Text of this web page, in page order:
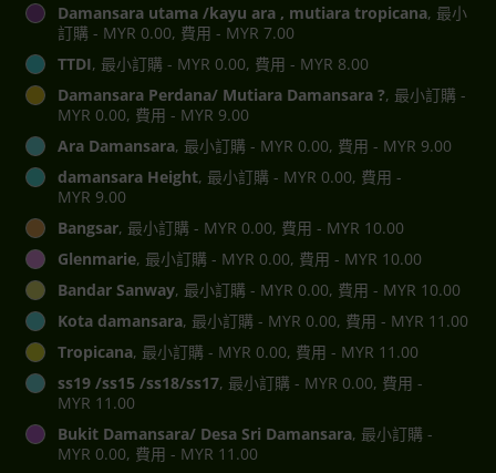
Damansara utama /kayu ara , mutiara tropicana, 最小
訂購 - MYR 0.00, 費用 - MYR 7.00
TTDI, 最小訂購 - MYR 0.00, 費用 - MYR 8.00
Damansara Perdana/ Mutiara Damansara ?, 最小訂購 -
MYR 0.00, 費用 - MYR 9.00
Ara Damansara, 最小訂購 - MYR 0.00, 費用 - MYR 9.00
damansara Height, 最小訂購 - MYR 0.00, 費用 -
MYR 9.00
Bangsar, 最小訂購 - MYR 0.00, 費用 - MYR 10.00
Glenmarie, 最小訂購 - MYR 0.00, 費用 - MYR 10.00
Bandar Sanway, 最小訂購 - MYR 0.00, 費用 - MYR 10.00
Kota damansara, 最小訂購 - MYR 0.00, 費用 - MYR 11.00
Tropicana, 最小訂購 - MYR 0.00, 費用 - MYR 11.00
ss19 /ss15 /ss18/ss17, 最小訂購 - MYR 0.00, 費用 -
MYR 11.00
Bukit Damansara/ Desa Sri Damansara, 最小訂購 -
MYR 0.00, 費用 - MYR 11.00